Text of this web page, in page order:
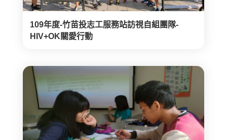
109年度-竹苗投志工服務站訪視自組團隊-
HIV+OK關愛行動